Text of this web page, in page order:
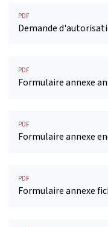
PDF
Demande
PDF
Formulaire annexe
PDF
Formulaire annexe
PDF
Formulaire annexe